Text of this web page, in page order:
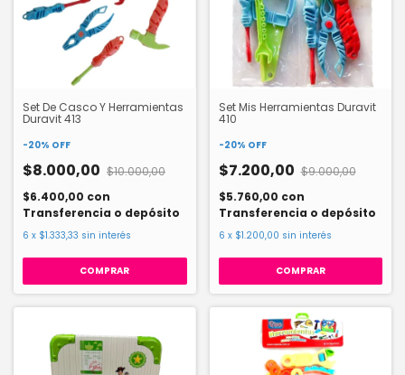
Set De Casco Y Herramientas
Duravit 413
-20% OFF
$8.000,00 $10.000,00
$6.400,00 con
Transferencia o depósito
6 x $1.333,33 sin interés
Set Mis Herramientas Duravit
410
-20% OFF
$7.200,00 $9.000,00
$5.760,00 con
Transferencia o depósito
6 x $1.200,00 sin interés